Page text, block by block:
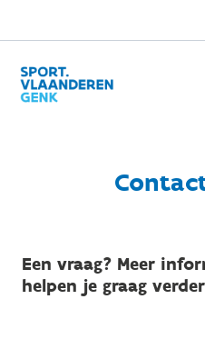
Een vraag? Meer
helpen je graag